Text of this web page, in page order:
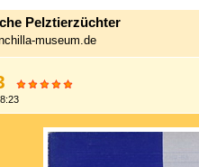
Pelztierzüchter
museum.de